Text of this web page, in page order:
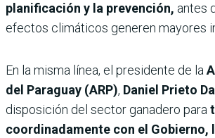
planificación y la prevención, antes
efectos climáticos generen mayores
En la misma línea, el presidente de la
del Paraguay (ARP), Daniel Prieto
disposición del sector ganadero para
coordinadamente con el Gobierno,